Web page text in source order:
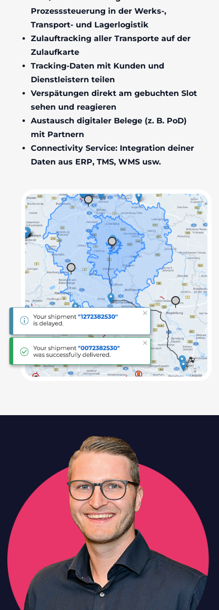
Prozesssteuerung in der Werks-,
Transport- und Lagerlogistik​
Zulauftracking aller Transporte auf der
Zulaufkarte​
Tracking-Daten mit Kunden und
Dienstleistern teilen
Verspätungen direkt am gebuchten Slot
sehen und reagieren​
Austausch digitaler Belege (z. B. PoD)
mit Partnern​
Connectivity Service: Integration deiner
Daten aus ERP, TMS, WMS usw. ​